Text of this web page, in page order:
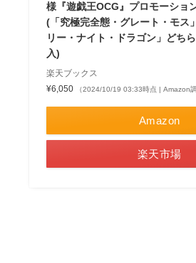
様『遊戯王OCG』プロモーショ
(「究極完全態・グレート・モス
リー・ナイト・ドラゴン」どち
入)
楽天ブックス
¥6,050
（2024/10/19 03:33時点 | Amazon調
Amazon
楽天市場